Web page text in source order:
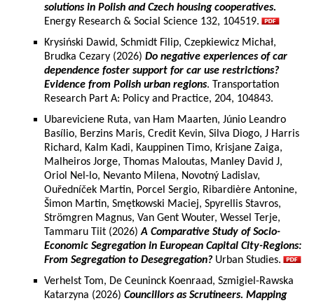
solutions in Polish and Czech housing cooperatives.
Energy Research & Social Science 132, 104519.
Krysiński Dawid, Schmidt Filip, Czepkiewicz Michał,
Brudka Cezary (2026) Do negative experiences of car
dependence foster support for car use restrictions?
Evidence from Polish urban regions. Transportation
Research Part A: Policy and Practice, 204, 104843.
Ubareviciene Ruta, van Ham Maarten, Júnio Leandro
Basílio, Berzins Maris, Credit Kevin, Silva Diogo, J Harris
Richard, Kalm Kadi, Kauppinen Timo, Krisjane Zaiga,
Malheiros Jorge, Thomas Maloutas, Manley David J,
Oriol Nel-lo, Nevanto Milena, Novotný Ladislav,
Ouředníček Martin, Porcel Sergio, Ribardière Antonine,
Šimon Martin, Smętkowski Maciej, Spyrellis Stavros,
Strömgren Magnus, Van Gent Wouter, Wessel Terje,
Tammaru Tiit (2026)A Comparative Study of Socio-
Economic Segregation in European Capital City-Regions:
From Segregation to Desegregation? Urban Studies.
Verhelst Tom, De Ceuninck Koenraad, Szmigiel-Rawska
Katarzyna (2026) Councillors as Scrutineers. Mapping